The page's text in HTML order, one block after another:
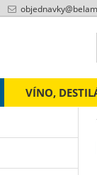
VÍNO,
objednavky